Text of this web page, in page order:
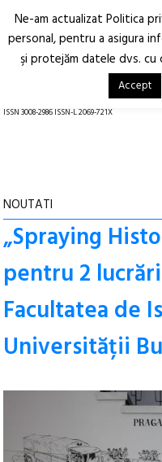
Arhitectură.
Oraș.
ISSN 3008-2986 ISSN-L 2069-721X
NOUTATI
„Spraying
pentru 2
Facultatea de
Universității
Ne-am actualizat Politica
personal, pentru a asigura
şi protejăm datele dvs.
Accept